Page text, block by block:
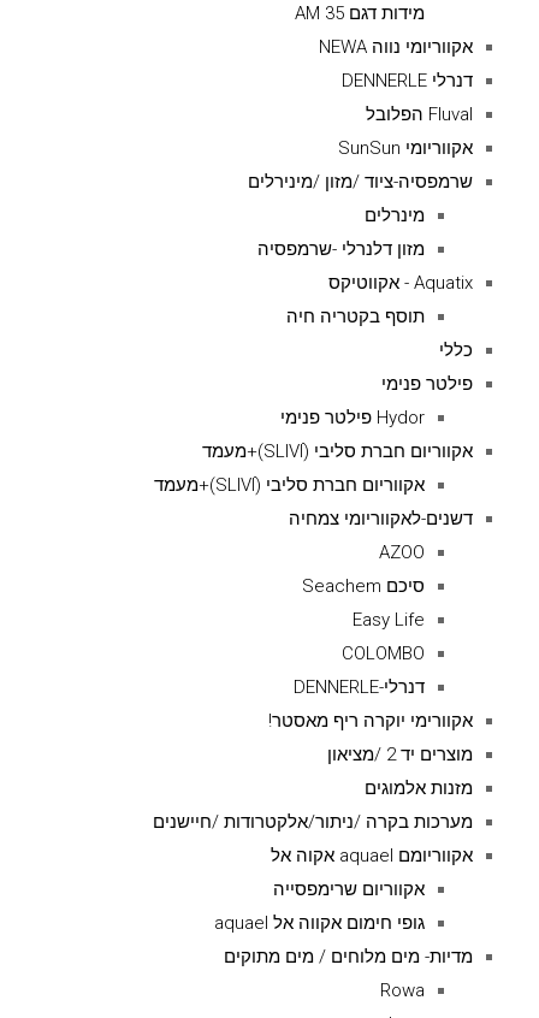
מידות דגם AM 35
אקווריומי נווה NEWA
דנרלי DENNERLE
Fluval הפלובל
אקווריומי SunSun
שרמפסיה-ציוד /מזון /מינירלים
מינרלים
מזון דלנרלי -שרמפסיה
Aquatix - אקווטיקס
תוסף בקטריה חיה
כללי
פילטר פנימי
Hydor פילטר פנימי
אקווריום חברת סליבי (SLIVIׂׂ)+מעמד
אקווריום חברת סליבי (SLIVIׂׂ)+מעמד
דשנים-לאקווריומי צמחיה
AZOO
סיכם Seachem
Easy Life
COLOMBO
דנרלי-DENNERLE
אקוורימי יוקרה ריף מאסטר!
מוצרים יד 2 /מציאון
מזנות אלמוגים
מערכות בקרה /ניתור/אלקטרודות /חיישנים
אקווריומם aquael אקוה אל
אקווריום שרימפסייה
גופי חימום אקווה אל aquael
מדיות- מים מלוחים / מים מתוקים
Rowa